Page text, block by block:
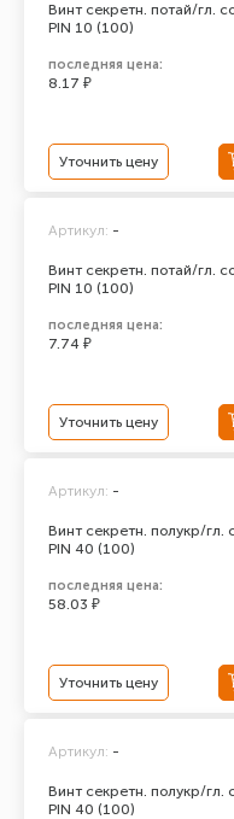
Винт секретн. потай/гл.
PIN 10 (100)
последняя цена:
8.17 ₽
Уточнить цену
Винт секретн. потай/гл.
PIN 10 (100)
Артикул: -
последняя цена:
7.74 ₽
Уточнить цену
Винт секретн. полукр/
PIN 40 (100)
Артикул: -
последняя цена:
58.03 ₽
Уточнить цену
Винт секретн. полукр/
PIN 40 (100)
Артикул: -